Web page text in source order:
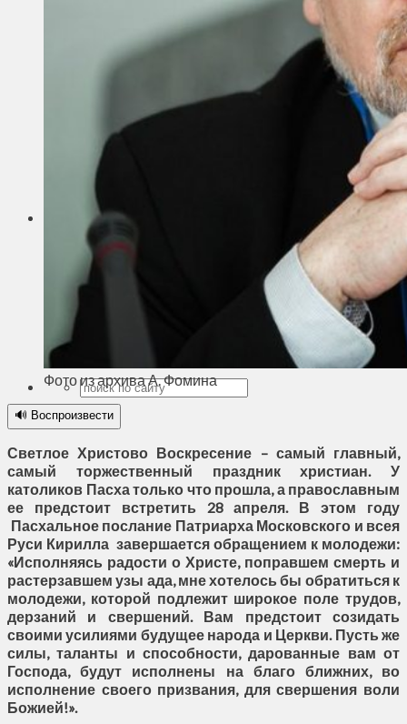
Выборы
Агроновости
Ищу семью
Духовное пространство
Спорт
Технологии
Энергетика
Вильнюс
+22°
Макс.:
Фото из архива А. Фомина
🔊 Воспроизвести
Светлое Христово Воскресение – самый главный,
самый торжественный праздник христиан. У
католиков Пасха только что прошла, а православным
ее предстоит встретить 28 апреля. В этом году
Пасхальное послание Патриарха Московского и всея
Руси Кирилла завершается обращением к молодежи:
«Исполняясь радости о Христе, поправшем смерть и
растерзавшем узы ада, мне хотелось бы обратиться к
молодежи, которой подлежит широкое поле трудов,
дерзаний и свершений. Вам предстоит созидать
своими усилиями будущее народа и Церкви. Пусть же
силы, таланты и способности, дарованные вам от
Господа, будут исполнены на благо ближних, во
исполнение своего призвания, для свершения воли
Божией!».